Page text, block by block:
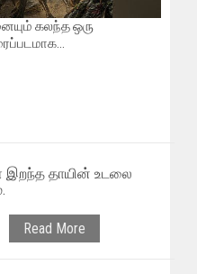
கலந்த ஒரு
தாயின் உடலை
Read More